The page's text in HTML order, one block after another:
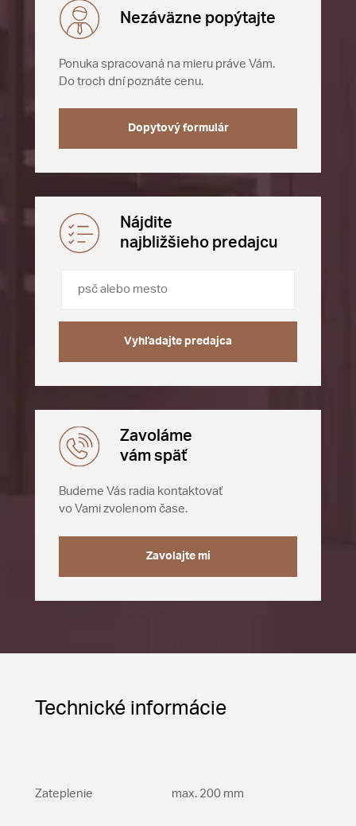
Nezáväzne popýtajte
Ponuka spracovaná na mieru práve Vám.
Do troch dní poznáte cenu.
Dopytový formulár
Nájdite
najbližšieho predajcu
Vyhľadajte predajca
Zavoláme
vám späť
Budeme Vás radia kontaktovať
vo Vami zvolenom čase.
Zavolajte mi
Technické informácie
Zateplenie max. 200 mm